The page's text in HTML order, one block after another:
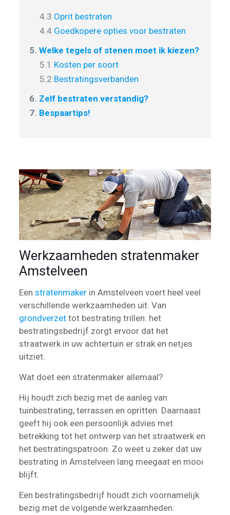
4.3 Oprit bestraten
4.4 Goedkopere opties voor bestraten
5. Welke tegels of stenen moet ik kiezen?
5.1 Kosten per soort
5.2 Bestratingsverbanden
6. Zelf bestraten verstandig?
7. Bespaartips!
Werkzaamheden stratenmaker
Amstelveen
Een stratenmakerin Amstelveen voert heel veel
verschillende werkzaamheden uit. Van
grondverzettot bestrating trillen: het
bestratingsbedrijf zorgt ervoor dat het
straatwerk in uw achtertuin er strak en netjes
uitziet.
Wat doet een stratenmaker allemaal?
Hij houdt zich bezig met de aanleg van
tuinbestrating, terrassen en opritten. Daarnaast
geeft hij ook een persoonlijk advies met
betrekking tot het ontwerp van het straatwerk en
het bestratingspatroon. Zo weet u zeker dat uw
bestrating in Amstelveen lang meegaat en mooi
blijft.
Een bestratingsbedrijf houdt zich voornamelijk
bezig met de volgende werkzaamheden: